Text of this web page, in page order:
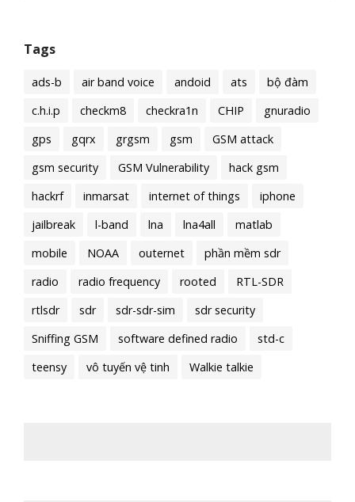
Tags
ads-b air band voice andoid ats
bộ đàm
c.h.i.p
checkm8 checkra1n CHIP
gnuradio
gps
gqrx grgsm gsm
GSM attack
gsm security
GSM Vulnerability
hack gsm
hackrf
inmarsat internet of things
iphone
jailbreak
l-band lna lna4all
matlab
mobile
NOAA outernet
phần mềm sdr
radio
radio frequency rooted
RTL-SDR
rtlsdr
sdr sdr-sdr-sim
sdr security
Sniffing GSM
software defined radio
std-c
teensy
vô tuyến vệ tinh Walkie talkie